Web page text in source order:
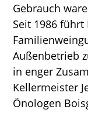
Gebrauch
Seit 1986 führt
Außenbetrieb
in enger
Kellermeister
Önologen